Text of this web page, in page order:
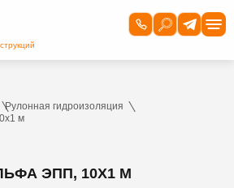
Рулонная гидроизоляция
м
ЭПП, 10Х1 М